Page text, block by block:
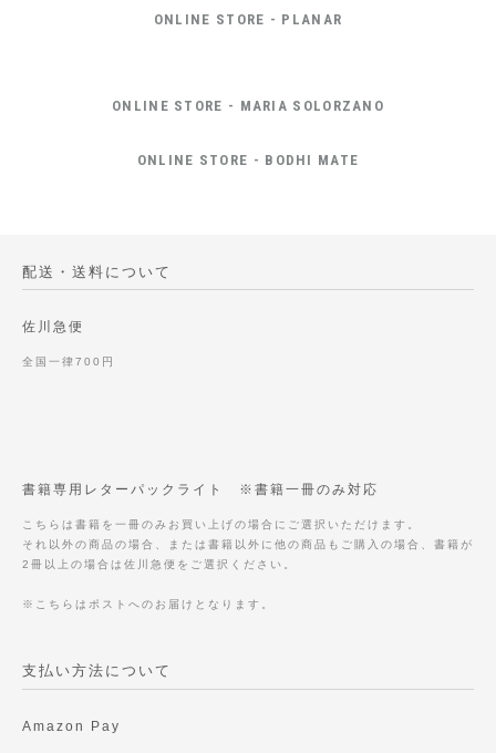
ONLINE STORE - PLANAR
ONLINE STORE - MARIA SOLORZANO
ONLINE STORE - BODHI MATE
配送・送料について
佐川急便
全国一律700円
書籍専用レターパックライト ※書籍一冊のみ対応
こちらは書籍を一冊のみお買い上げの場合にご選択いただけます。
それ以外の商品の場合、または書籍以外に他の商品もご購入の場合、書籍が
2冊以上の場合は佐川急便をご選択ください。
※こちらはポストへのお届けとなります。
支払い方法について
Amazon Pay